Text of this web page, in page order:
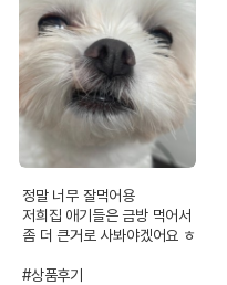
정말 너무 잘먹어용
저희집 애기들은 금방 먹어서
좀 더 큰거로 사봐야겠어요 ㅎ
#상품후기